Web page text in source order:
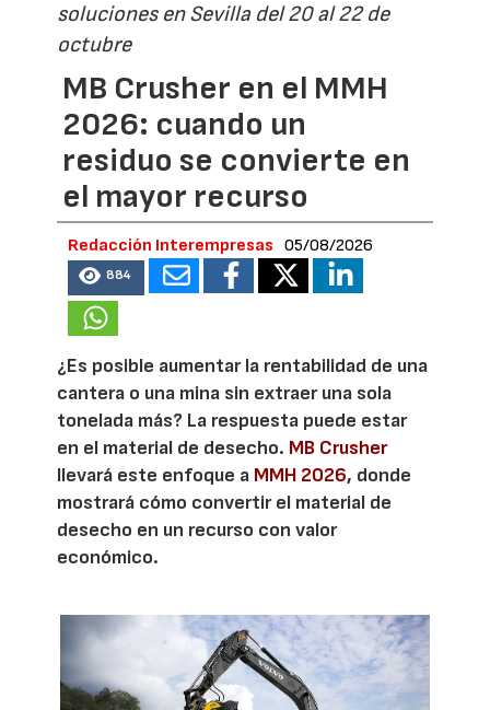
soluciones en Sevilla del 20 al 22 de
octubre
MB Crusher en el MMH
2026: cuando un
residuo se convierte en
el mayor recurso
Redacción Interempresas 05/08/2026
884
¿Es posible aumentar la rentabilidad de una
cantera o una mina sin extraer una sola
tonelada más? La respuesta puede estar
en el material de desecho. MB Crusher
llevará este enfoque a MMH 2026, donde
mostrará cómo convertir el material de
desecho en un recurso con valor
económico.